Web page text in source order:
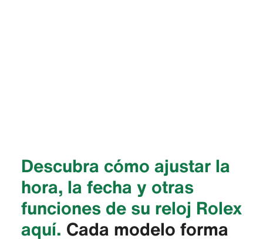
Descubra cómo ajustar la
hora, la fecha y otras
funciones de su reloj Rolex
aquí. Cada modelo forma